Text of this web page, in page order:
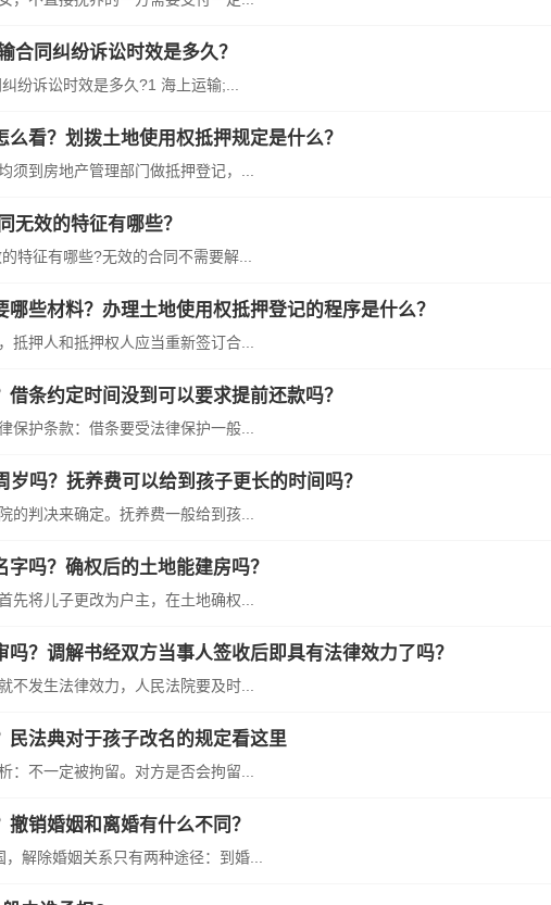
合同纠纷诉讼时效是多久？
纷诉讼时效是多久?1 海上运输;...
看？划拨土地使用权抵押规定是什么？
须到房地产管理部门做抵押登记，...
无效的特征有哪些？
特征有哪些?无效的合同不需要解...
些材料？办理土地使用权抵押登记的程序是什么？
抵押人和抵押权人应当重新签订合...
条约定时间没到可以要求提前还款吗？
保护条款：借条要受法律保护一般...
吗？抚养费可以给到孩子更长的时间吗？
的判决来确定。抚养费一般给到孩...
吗？确权后的土地能建房吗？
先将儿子更改为户主，在土地确权...
？调解书经双方当事人签收后即具有法律效力了吗？
不发生法律效力，人民法院要及时...
民法典对于孩子改名的规定看这里
：不一定被拘留。对方是否会拘留...
销婚姻和离婚有什么不同？
解除婚姻关系只有两种途径：到婚...